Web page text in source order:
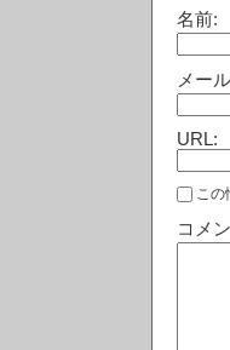
名前:
メー
URL:
この
コメ